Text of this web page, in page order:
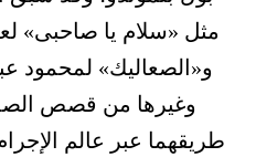
مثل «سلام يا صاحبى»
و«الصعاليك» لمحمود
وغيرها من قصص
طريقهما عبر عالم